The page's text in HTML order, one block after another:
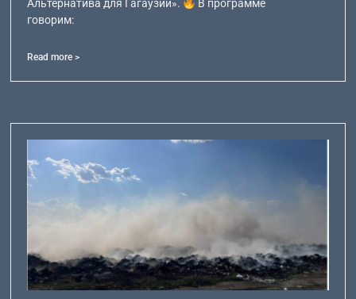
Альтернатива для Гагаузии».
В программе
говорим:
Read more >